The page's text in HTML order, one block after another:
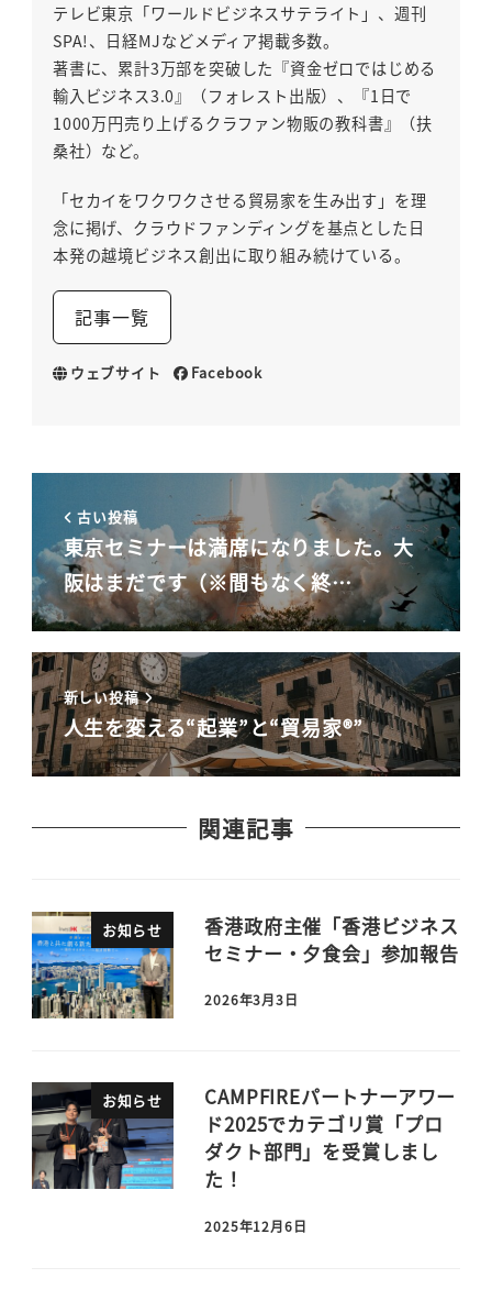
テレビ東京「ワールドビジネスサテライト」、週刊
SPA!、日経MJなどメディア掲載多数。
著書に、累計3万部を突破した『資金ゼロではじめる
輸入ビジネス3.0』（フォレスト出版）、『1日で
1000万円売り上げるクラファン物販の教科書』（扶
桑社）など。
「セカイをワクワクさせる貿易家を生み出す」を理
念に掲げ、クラウドファンディングを基点とした日
本発の越境ビジネス創出に取り組み続けている。
記事一覧
ウェブサイト Facebook
古い投稿
東京セミナーは満席になりました。大
阪はまだです（※間もなく終…
新しい投稿
人生を変える“起業”と“貿易家®”
関連記事
お知らせ
香港政府主催「香港ビジネス
セミナー・夕食会」参加報告
2026年3月3日
お知らせ
CAMPFIREパートナーアワー
ド2025でカテゴリ賞「プロ
ダクト部門」を受賞しまし
た！
2025年12月6日